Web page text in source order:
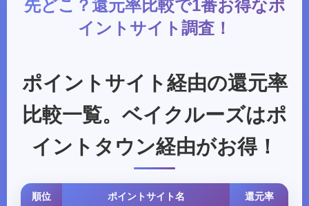
先どこ？還元率比較で1番お得なポ
イントサイト調査！
ポイントサイト経由の還元率
比較一覧。ベイクルーズはポ
イントタウン経由がお得！
順位 ポイントサイト名 還元率